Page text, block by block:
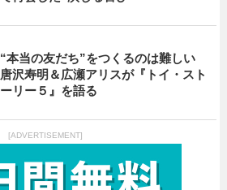
“本当の友だち”をつくるのは難しい
唐沢寿明＆広瀬アリスが『トイ・スト
ーリー５』を語る
[ADVERTISEMENT]